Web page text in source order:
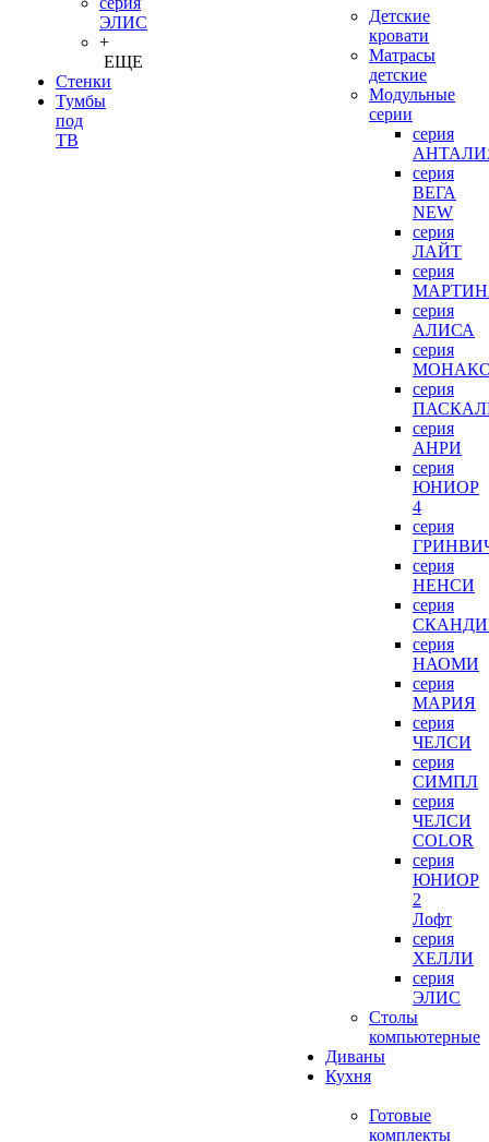
ЭЛИС
+
ЕЩЕ
Стенки
Тумбы
под
ТВ
Детские
кровати
Матрасы
детские
Модульные
серии
серия
серия
ВЕГА
NEW
серия
ЛАЙТ
серия
серия
АЛИСА
серия
серия
серия
АНРИ
серия
ЮНИОР
4
серия
серия
НЕНСИ
серия
серия
НАОМИ
серия
МАРИЯ
серия
ЧЕЛСИ
серия
СИМПЛ
серия
ЧЕЛСИ
COLOR
серия
ЮНИОР
2
Лофт
серия
ХЕЛЛИ
серия
ЭЛИС
Столы
компьютерные
Диваны
Кухня
Готовые
комплекты